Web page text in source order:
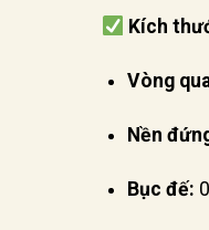
Kích
Vòng
Nền
Bục đế: